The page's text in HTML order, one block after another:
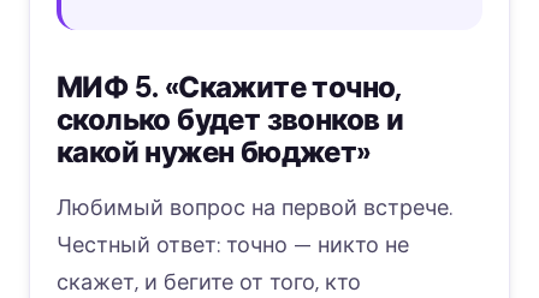
МИФ 5. «Скажите точно,
сколько будет звонков и
какой нужен бюджет»
Любимый вопрос на первой встрече.
Честный ответ: точно — никто не
скажет, и бегите от того, кто